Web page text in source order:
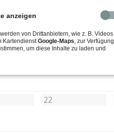
22
anzeigen
von Drittanbietern, wie z. B. Videos
KartendienstGoogle-Maps, zur Verfügung
um diese Inhalte zu laden und